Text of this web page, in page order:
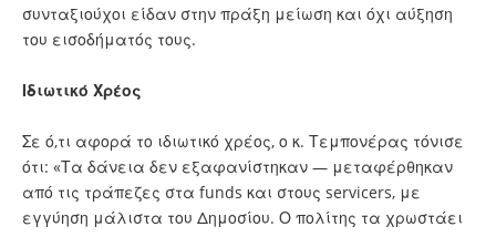
συνταξιούχοι είδαν στην πράξη μείωση και όχι αύξηση
του εισοδήματός τους.
Ιδιωτικό Χρέος
Σε ό,τι αφορά το ιδιωτικό χρέος, ο κ. Τεμπονέρας τόνισε
ότι: «Τα δάνεια δεν εξαφανίστηκαν — μεταφέρθηκαν
από τις τράπεζες στα funds και στους servicers, με
εγγύηση μάλιστα του Δημοσίου. Ο πολίτης τα χρωστάει